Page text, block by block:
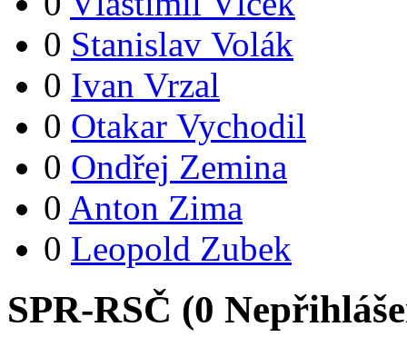
0 Stanislav Volák
0 Ivan Vrzal
0 Otakar Vychodil
0 Ondřej Zemina
0 Anton Zima
0 Leopold Zubek
SPR-RSČ (0